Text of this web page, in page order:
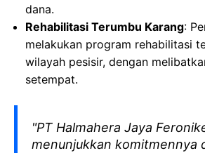
dana.
Rehabilitasi Terumbu Karang:
melakukan program rehabilitasi
wilayah pesisir, dengan
setempat.
"PT Halmahera Jaya
menunjukkan komitmennya